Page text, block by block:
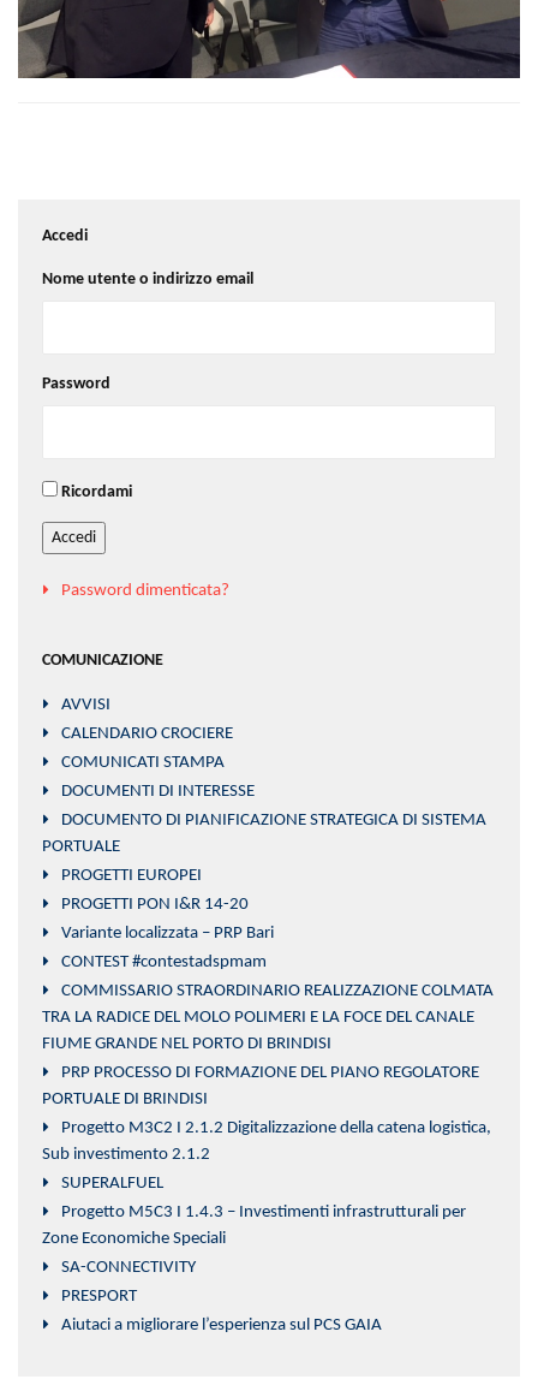
Accedi
Nome utente o indirizzo email
Password
Ricordami
Accedi
Password dimenticata?
COMUNICAZIONE
AVVISI
CALENDARIO CROCIERE
COMUNICATI STAMPA
DOCUMENTI DI INTERESSE
DOCUMENTO DI PIANIFICAZIONE STRATEGICA DI SISTEMA
PORTUALE
PROGETTI EUROPEI
PROGETTI PON I&R 14-20
Variante localizzata – PRP Bari
CONTEST #contestadspmam
COMMISSARIO STRAORDINARIO REALIZZAZIONE COLMATA
TRA LA RADICE DEL MOLO POLIMERI E LA FOCE DEL CANALE
FIUME GRANDE NEL PORTO DI BRINDISI
PRP PROCESSO DI FORMAZIONE DEL PIANO REGOLATORE
PORTUALE DI BRINDISI
Progetto M3C2 I 2.1.2 Digitalizzazione della catena logistica,
Sub investimento 2.1.2
SUPERALFUEL
Progetto M5C3 I 1.4.3 – Investimenti infrastrutturali per
Zone Economiche Speciali
SA-CONNECTIVITY
PRESPORT
Aiutaci a migliorare l’esperienza sul PCS GAIA